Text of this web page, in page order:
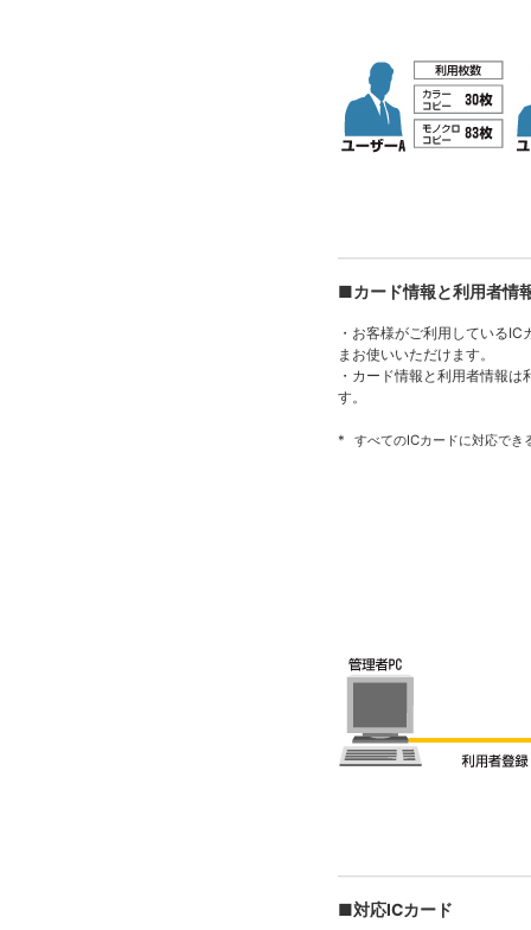
■カード情報と利用者情
・お客様がご利用しているIC
まお使いいただけます。
・カード情報と利用者情報
す。
* すべてのICカードに対応でき
■対応ICカード